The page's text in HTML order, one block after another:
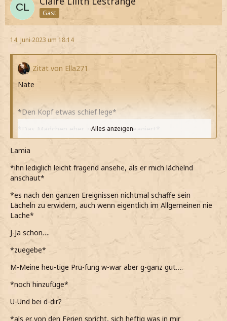
Gast
14. Juni 2023 um 18:14
Zitat von Ella271
Nate
*Den Kopf etwas schief lege*
*Das Mädchen eher zurückhalten reagiert*
*Ihr ein warmes Lächeln schenke*
*Glaube, sie schonmal irgendwo gesehen zu haben*
*Mich aber nicht recht erinnern kann, wo*
Na, auch im Prüfungsstress?
*Mit etwas Smalltalk beginne*
*Einen Stein von der Wiese aufsammel und ihn abwesend
ins Wasser werfe*
Freust du dich auch auf die Ferien? Bestimmt, jeder freut
sich drauf. Endlich geht's zurück nach Hause, die Familie
wiedersehen!
Alles anzeigen
Lamia
*ihn lediglich leicht fragend ansehe, als er mich lächelnd
anschaut*
*es nach den ganzen Ereignissen nichtmal schaffe sein
Lächeln zu erwidern, auch wenn eigentlich im Allgemeinen nie
Lache*
J-Ja schon….
*zuegebe*
M-Meine heu-tige Prü-fung w-war aber g-ganz gut….
*noch hinzufüge*
U-Und bei d-dir?
*als er von den Ferien spricht, sich heftig was in mir